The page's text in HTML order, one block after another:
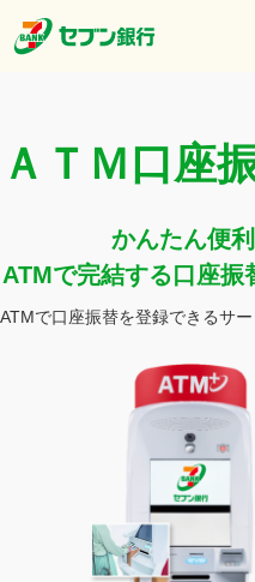
ＡＴＭ口座
かんたん便利
ATMで完結する口座振
ATMで口座振替を登録できるサー